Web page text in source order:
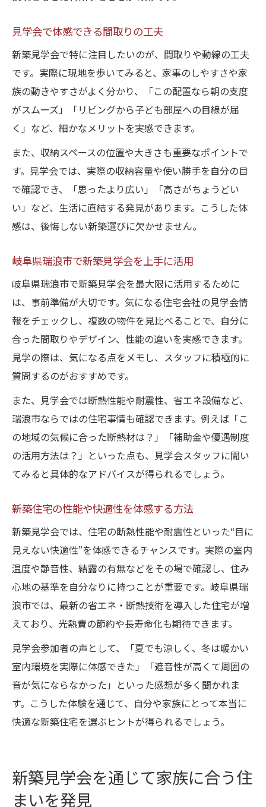
高性能新築住宅の安心ポイントを解説
見学会で体感できる間取りの工夫
新築見学会で特に注目したいのが、間取りや動線の工夫
です。実際に現地を歩いてみると、家事のしやすさや家
族の動きやすさがよく分かり、「この配置なら朝の支度
がスムーズ」「リビングから子ども部屋への目線が届
く」など、細かなメリットを実感できます。
また、収納スペースの位置や大きさも重要なポイントで
す。見学会では、実際の収納容量や使い勝手を自分の目
で確認でき、「思ったより広い」「高さがちょうどい
い」など、生活に直結する発見があります。こうした体
感は、後悔しない新築選びに欠かせません。
岐阜県瑞浪市で新築見学会を上手に活用
岐阜県瑞浪市で新築見学会を最大限に活用するために
は、事前準備が大切です。気になる住宅会社の見学会情
報をチェックし、複数の物件を見比べることで、自分に
合った間取りやデザイン、性能の違いを実感できます。
見学の際は、気になる点をメモし、スタッフに積極的に
質問するのがおすすめです。
また、見学会では断熱性能や耐震性、省エネ設備など、
瑞浪市ならではの住宅事情も確認できます。例えば「こ
の地域の気候に合った断熱材は？」「補助金や優遇制度
の活用方法は？」といった点も、見学会スタッフに聞い
てみると具体的なアドバイスが得られるでしょう。
新築住宅の性能や快適性を体感する方法
新築見学会では、住宅の断熱性能や耐震性といった“目に
見えない快適性”を体感できるチャンスです。実際の室内
温度や静音性、結露の有無などをその場で確認し、住み
心地の基準を自分なりに持つことが重要です。岐阜県瑞
浪市では、最新の省エネ・断熱技術を導入した住宅が増
えており、光熱費の節約や長寿命化も期待できます。
見学会参加者の声として、「夏でも涼しく、冬は暖かい
室内環境を実際に体感できた」「遮音性が高くて周囲の
音が気にならなかった」といった感想が多く聞かれま
す。こうした体験を通じて、自分や家族にとって本当に
快適な新築住宅を選ぶヒントが得られるでしょう。
新築見学会を通じて家族に合う住
まいを発見